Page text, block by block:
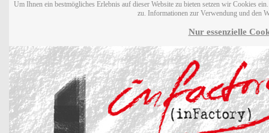
Um Ihnen ein bestmögliches Erlebnis auf dieser Website zu bieten setzen wir Cookies
zu. Informationen zur Verwendung und den
Nur essenzielle